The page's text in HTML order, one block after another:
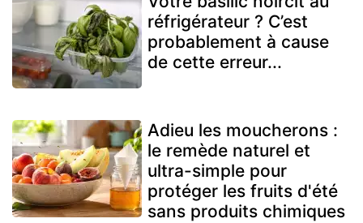
réfrigérateur ? C’est
probablement à cause
de cette erreur...
Adieu les moucherons :
le remède naturel et
ultra-simple pour
protéger les fruits d'été
sans produits chimiques